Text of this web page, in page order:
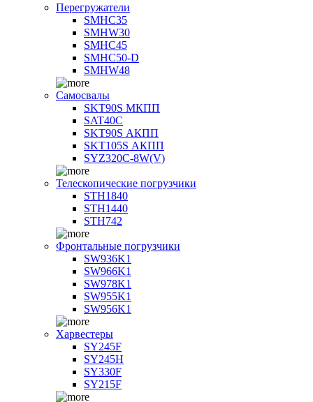
Перегружатели
SMHC35
SMHW30
SMHC45
SMHC50-D
SMHW48
Самосвалы
SKT90S МКПП
SAT40C
SKT90S АКПП
SKT105S АКПП
SYZ320C-8W(V)
Телескопические погрузчики
STH1840
STH1440
STH742
Фронтальные погрузчики
SW936K1
SW966K1
SW978K1
SW955K1
SW956K1
Харвестеры
SY245F
SY245H
SY330F
SY215F